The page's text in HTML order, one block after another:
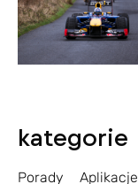
kategorie
Porady Aplikacje